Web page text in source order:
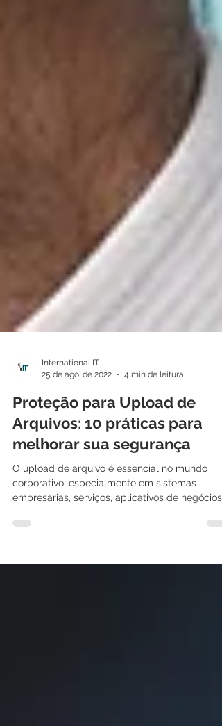
25 de ago. de 2022
4 min de leitura
Proteção para Upload de
Arquivos: 10 práticas para
melhorar sua segurança
O upload de arquivo é essencial no mundo
empresarias, serviços, aplicativos de negócios